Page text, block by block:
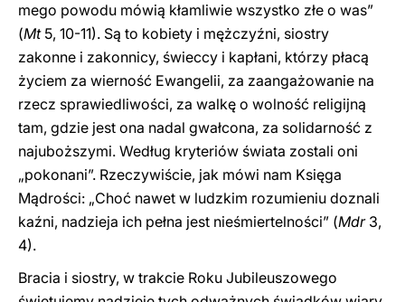
mego powodu mówią kłamliwie wszystko złe o was”
(Mt5, 10-11). Są to kobiety i mężczyźni, siostry
zakonne i zakonnicy, świeccy i kapłani, którzy płacą
życiem za wierność Ewangelii, za zaangażowanie na
rzecz sprawiedliwości, za walkę o wolność religijną
tam, gdzie jest ona nadal gwałcona, za solidarność z
najuboższymi. Według kryteriów świata zostali oni
„pokonani”. Rzeczywiście, jak mówi nam Księga
Mądrości: „Choć nawet w ludzkim rozumieniu doznali
kaźni, nadzieja ich pełna jest nieśmiertelności” (Mdr3,
4).
Bracia i siostry, w trakcie Roku Jubileuszowego